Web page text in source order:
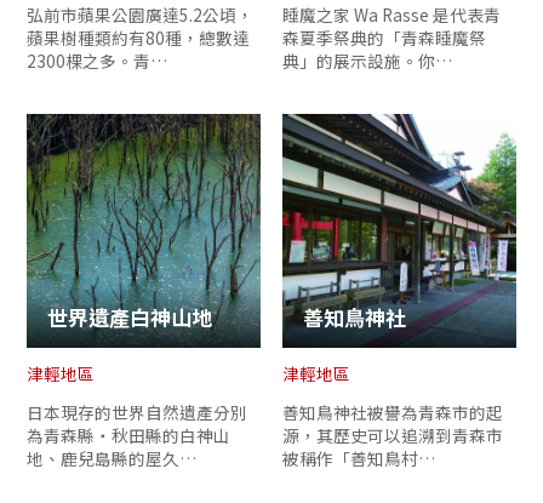
弘前市蘋果公園廣達5.2公頃，
蘋果樹種類約有80種，總數達
2300棵之多。青…
睡魔之家 Wa Rasse 是代表青
森夏季祭典的「青森睡魔祭
典」的展示設施。你…
世界遺產白神山地
津輕地區
日本現存的世界自然遺產分別
為青森縣‧秋田縣的白神山
地、鹿兒島縣的屋久…
善知鳥神社
津輕地區
善知鳥神社被譽為青森市的起
源，其歷史可以追溯到青森市
被稱作「善知鳥村…